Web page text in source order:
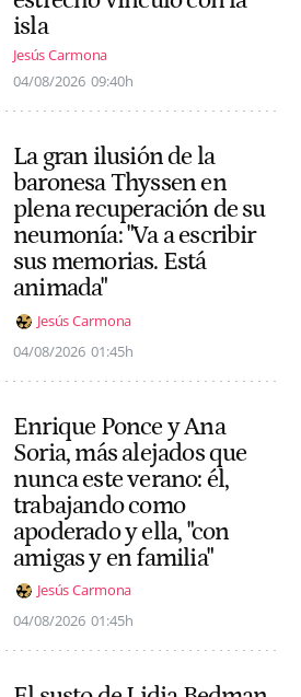
isla
Jesús Carmona
04/08/2026 09:40h
La gran ilusión de la
baronesa Thyssen en
plena recuperación de su
neumonía: "Va a escribir
sus memorias. Está
animada"
Jesús Carmona
04/08/2026 01:45h
Enrique Ponce y Ana
Soria, más alejados que
nunca este verano: él,
trabajando como
apoderado y ella, "con
amigas y en familia"
Jesús Carmona
04/08/2026 01:45h